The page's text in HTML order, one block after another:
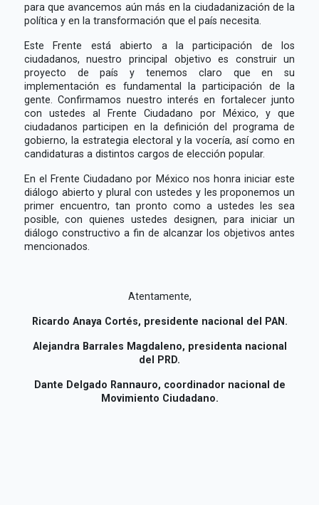
para que avancemos aún más en la ciudadanización de la
política y en la transformación que el país necesita.
Este Frente está abierto a la participación de los
ciudadanos, nuestro principal objetivo es construir un
proyecto de país y tenemos claro que en su
implementación es fundamental la participación de la
gente. Confirmamos nuestro interés en fortalecer junto
con ustedes al Frente Ciudadano por México, y que
ciudadanos participen en la definición del programa de
gobierno, la estrategia electoral y la vocería, así como en
candidaturas a distintos cargos de elección popular.
En el Frente Ciudadano por México nos honra iniciar este
diálogo abierto y plural con ustedes y les proponemos un
primer encuentro, tan pronto como a ustedes les sea
posible, con quienes ustedes designen, para iniciar un
diálogo constructivo a fin de alcanzar los objetivos antes
mencionados.
Atentamente,
Ricardo Anaya Cortés, presidente nacional del PAN.
Alejandra Barrales Magdaleno, presidenta nacional
del PRD.
Dante Delgado Rannauro, coordinador nacional de
Movimiento Ciudadano.